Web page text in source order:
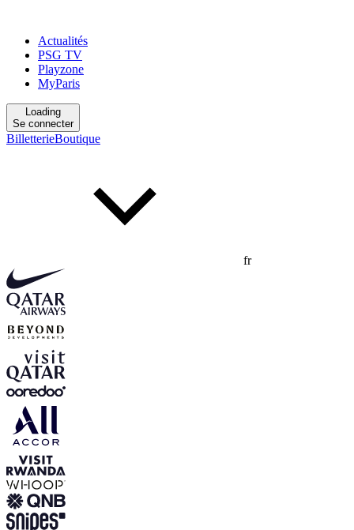
Actualités
PSG TV
Playzone
MyParis
Loading
Se connecter
BilletterieBoutique
fr